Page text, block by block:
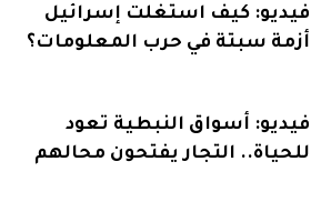
فيديو: كيف استغلت إسرائيل
أزمة سبتة في حرب المعلومات؟
فيديو: أسواق النبطية تعود
للحياة.. التجار يفتحون محالهم